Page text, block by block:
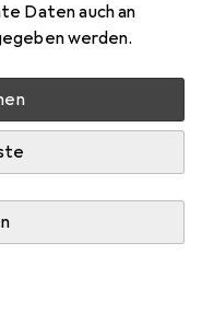
Daten auch an
werden.
von Philips
Lieferanten